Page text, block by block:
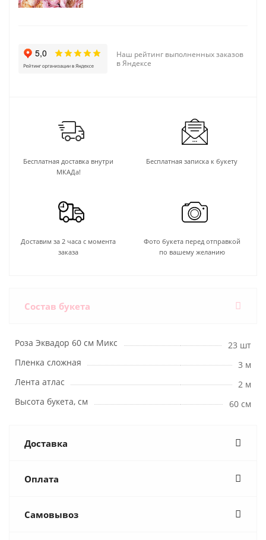
Наш рейтинг выполненных заказов
в Яндексе
Бесплатная доставка внутри
МКАДа!
Бесплатная записка к букету
Доставим за 2 часа с момента
заказа
Фото букета перед отправкой
по вашему желанию
Состав букета
Роза Эквадор 60 см Микс
23 шт
Пленка сложная
3 м
Лента атлас
2 м
Высота букета, см
60 см
Доставка
Оплата
Самовывоз